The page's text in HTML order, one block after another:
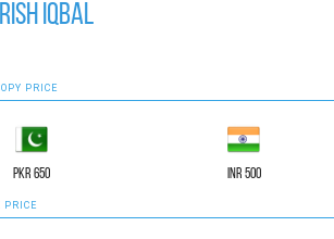
Iqbal
PRICE
PKR 650 INR 500
PRICE